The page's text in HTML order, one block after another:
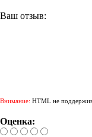
Ваш отзыв:
Внимание: HTML не
Оценка: